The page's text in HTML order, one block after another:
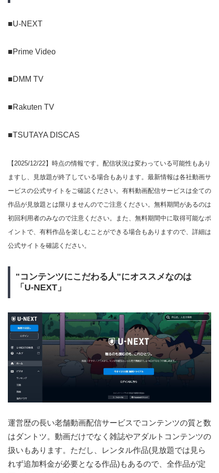
■U-NEXT
■Prime Video
■DMM TV
■Rakuten TV
■TSUTAYA DISCAS
【 2025/12/22】時点の情報です。配信状況は変わっている可能性もあり
ますし、見放題が終了している場合もあります。最新情報は各社動画サ
ービスの公式サイトをご確認ください。有料動画配信サービスは全ての
作品が見放題とは限りませんのでご注意ください。無料期間があるのは
初回利用者のみなので注意ください。また、無料期間中に取得可能なポ
イントで、有料作品を楽しむことができる場合もありますので、詳細は
公式サイトを確認ください。
"コンテンツにこだわる人"にオススメなのは
「U-NEXT」
運営歴の長い老舗動画配信サービスでコンテンツの質と数
はダントツ。動画だけでなく雑誌やアダルトコンテンツの
扱いもあります。ただし、レンタル作品(見放題では見ら
れず追加料金が必要となる作品)もあるので、全作品が定